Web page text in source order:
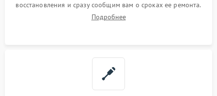
восстановления и сразу сообщим вам о сроках ее ремонта.
Подробнее